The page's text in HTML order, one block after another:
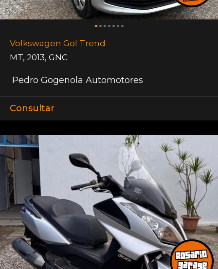
Volkswagen Gol Trend
MT, 2013, GNC
Pedro Gogenola Automotores
Consultar